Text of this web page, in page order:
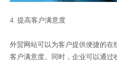
4. 提高客户满意度
外贸网站可以为客户提供便捷的在
客户满意度。同时，企业可以通过